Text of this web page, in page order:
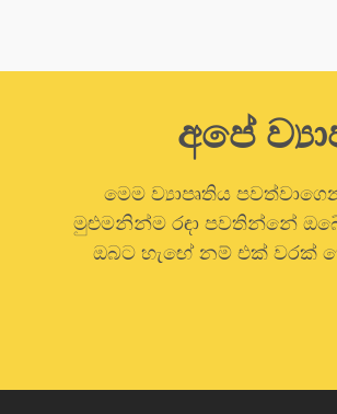
අපේ
මෙම ව්‍යාපෘතිය
මුළුමනින්ම රඳා පවතින්නේ
ඔබට හැඟේ නම් එක් වරක්